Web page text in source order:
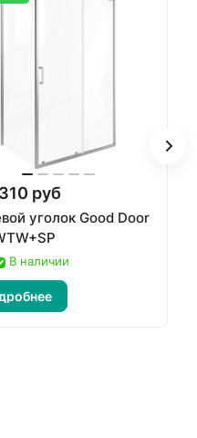
руб
уголок Good Door
В наличии